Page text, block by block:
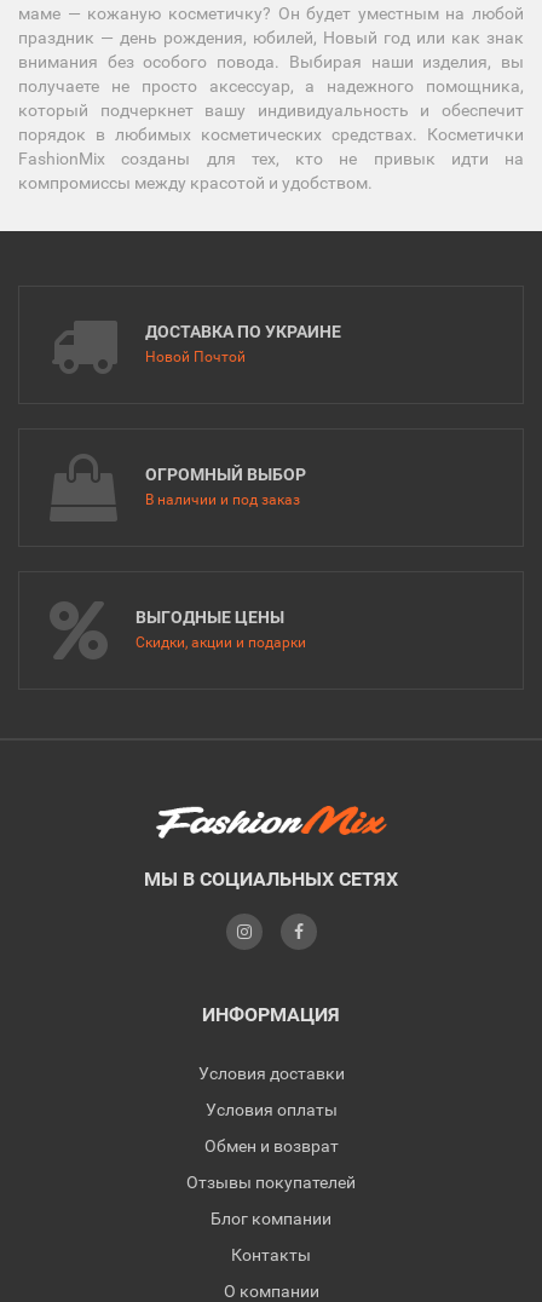
маме — кожаную косметичку? Он будет уместным на любой
праздник — день рождения, юбилей, Новый год или как знак
внимания без особого повода. Выбирая наши изделия, вы
получаете не просто аксессуар, а надежного помощника,
который подчеркнет вашу индивидуальность и обеспечит
порядок в любимых косметических средствах. Косметички
FashionMix созданы для тех, кто не привык идти на
компромиссы между красотой и удобством.
ДОСТАВКА ПО УКРАИНЕ
Новой Почтой
ОГРОМНЫЙ ВЫБОР
В наличии и под заказ
ВЫГОДНЫЕ ЦЕНЫ
Скидки, акции и подарки
МЫ В СОЦИАЛЬНЫХ СЕТЯХ
ИНФОРМАЦИЯ
Условия доставки
Условия оплаты
Обмен и возврат
Отзывы покупателей
Блог компании
Контакты
О компании